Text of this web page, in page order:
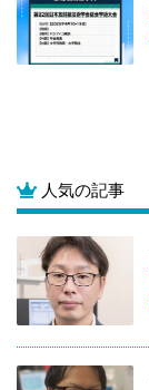
人気の記事